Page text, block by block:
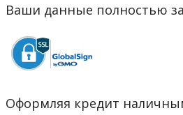
Ваши данные полностью
Оформляя кредит